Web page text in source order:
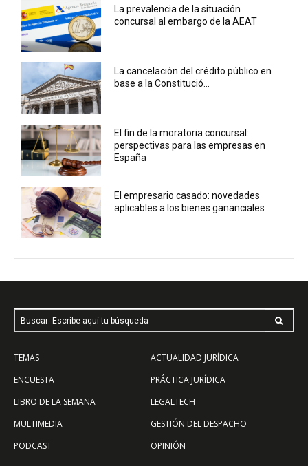
La prevalencia de la situación
concursal al embargo de la AEAT
La cancelación del crédito público en
base a la Constitució...
El fin de la moratoria concursal:
perspectivas para las empresas en
España
El empresario casado: novedades
aplicables a los bienes gananciales
Buscar: Escribe aquí tu búsqueda
TEMAS
ENCUESTA
LIBRO DE LA SEMANA
MULTIMEDIA
PODCAST
ACTUALIDAD JURÍDICA
PRÁCTICA JURÍDICA
LEGALTECH
GESTIÓN DEL DESPACHO
OPINIÓN